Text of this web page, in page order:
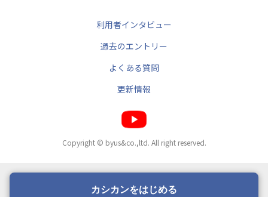
利用者インタビュー
過去のエントリー
よくある質問
更新情報
Copyright © byus&co.,ltd. All right reserved.
カシカンをはじめる